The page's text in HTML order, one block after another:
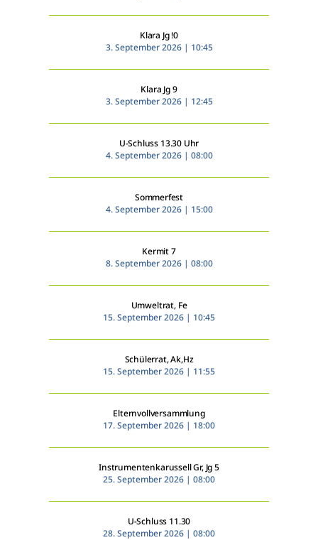
WebUntis
Schuldock
Klara Jg !0
3. September 2026 | 10:45
Klara Jg 9
3. September 2026 | 12:45
U-Schluss 13.30 Uhr
4. September 2026 | 08:00
Sommerfest
4. September 2026 | 15:00
Kermit 7
8. September 2026 | 08:00
Umweltrat, Fe
15. September 2026 | 10:45
Schülerrat, Ak,Hz
15. September 2026 | 11:55
Elternvollversammlung
17. September 2026 | 18:00
Instrumentenkarussell Gr, Jg 5
25. September 2026 | 08:00
U-Schluss 11.30
28. September 2026 | 08:00